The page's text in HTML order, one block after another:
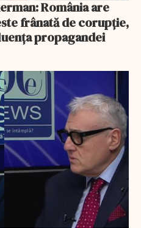
frânată de corupție,
propagandei